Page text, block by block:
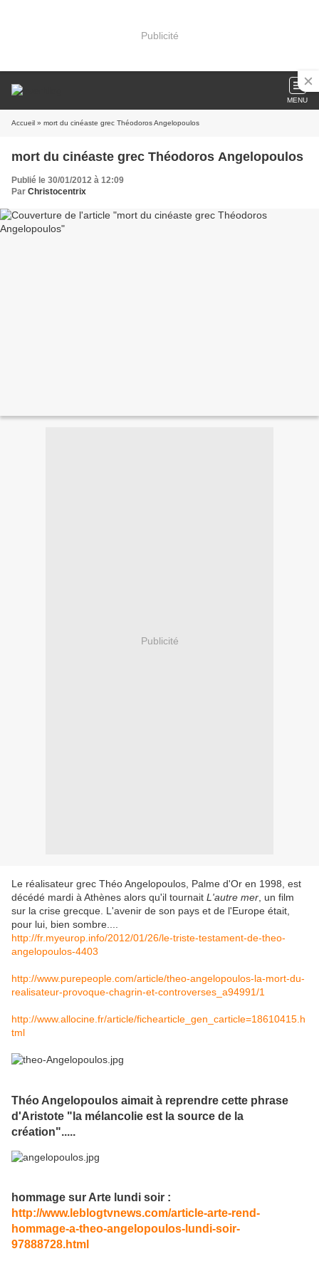
Publicité
MENU
Accueil » mort du cinéaste grec Théodoros Angelopoulos
mort du cinéaste grec Théodoros Angelopoulos
Publié le 30/01/2012 à 12:09
Par Christocentrix
Publicité
Le réalisateur grec Théo Angelopoulos, Palme d'Or en 1998, est
décédé mardi à Athènes alors qu'il tournait L'autre mer , un film
sur la crise grecque. L'avenir de son pays et de l'Europe était,
pour lui, bien sombre....
http://fr.myeurop.info/2012/01/26/le-triste-testament-de-theo-
angelopoulos-4403
http://www.purepeople.com/article/theo-angelopoulos-la-mort-du-
realisateur-provoque-chagrin-et-controverses_a94991/1
http://www.allocine.fr/article/fichearticle_gen_carticle=18610415.h
tml
Théo Angelopoulos aimait à reprendre cette phrase
d'Aristote "la mélancolie est la source de la
création".....
hommage sur Arte lundi soir :
http://www.leblogtvnews.com/article-arte-rend-
hommage-a-theo-angelopoulos-lundi-soir-
97888728.html